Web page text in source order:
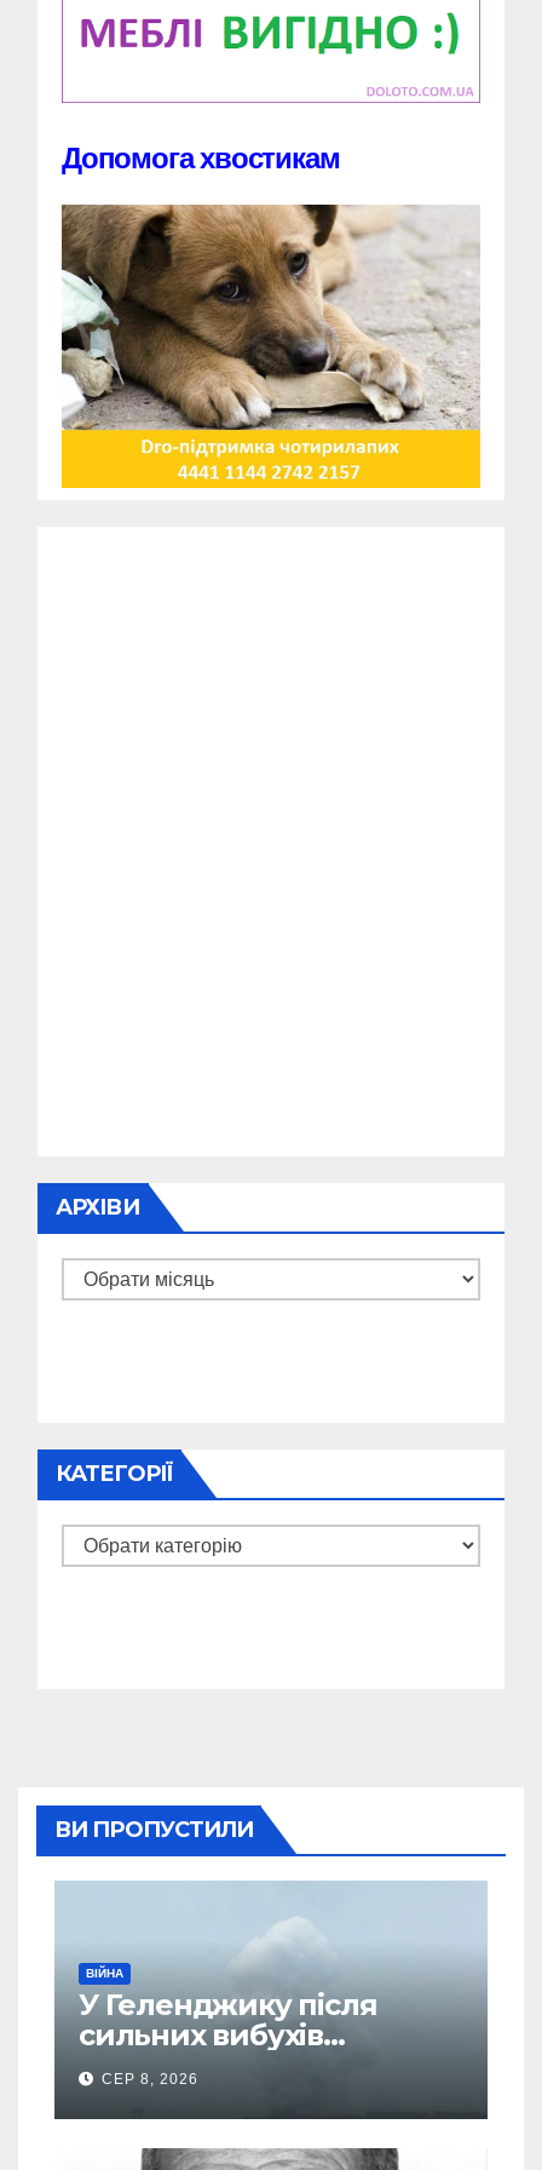
Допомога хвостикам
АРХІВИ
Архіви
КАТЕГОРІЇ
Категорії
ВИ ПРОПУСТИЛИ
ВІЙНА
У Геленджику після
сильних вибухів
почалася масова
евакуація
СЕР 8, 2026